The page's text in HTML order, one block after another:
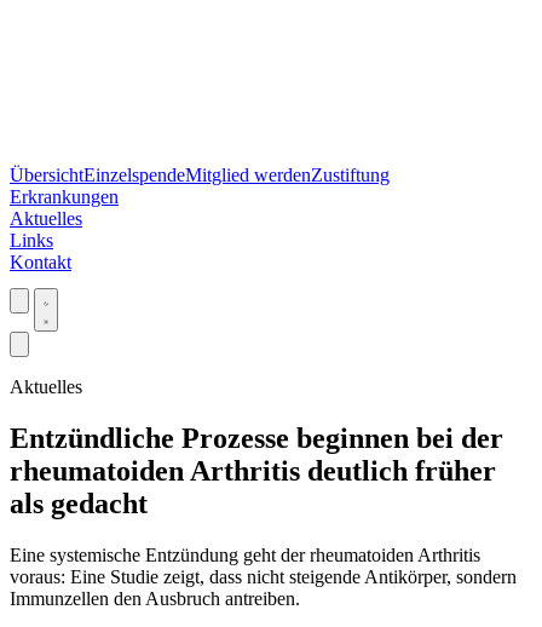
ÜbersichtEinzelspendeMitglied werdenZustiftung
Erkrankungen
Aktuelles
Links
Kontakt
Aktuelles
Entzündliche Prozesse beginnen bei der
rheumatoiden Arthritis deutlich früher
als gedacht
Eine systemische Entzündung geht der rheumatoiden Arthritis
voraus: Eine Studie zeigt, dass nicht steigende Antikörper, sondern
Immunzellen den Ausbruch antreiben.